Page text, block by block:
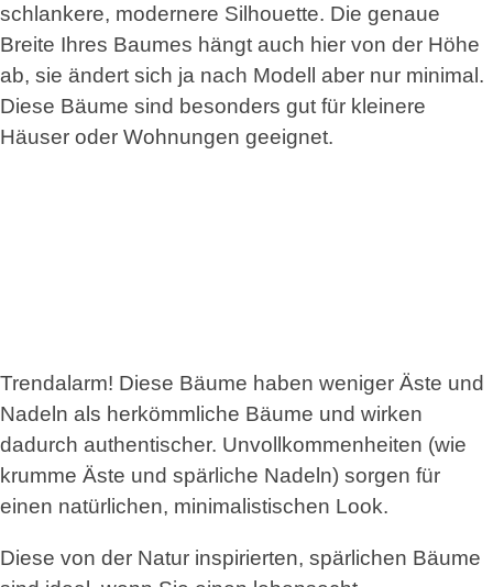
schlankere, modernere Silhouette. Die genaue
Breite Ihres Baumes hängt auch hier von der Höhe
ab, sie ändert sich ja nach Modell aber nur minimal.
Diese Bäume sind besonders gut für kleinere
Häuser oder Wohnungen geeignet.
Trendalarm! Diese Bäume haben weniger Äste und
Nadeln als herkömmliche Bäume und wirken
dadurch authentischer. Unvollkommenheiten (wie
krumme Äste und spärliche Nadeln) sorgen für
einen natürlichen, minimalistischen Look.
Diese von der Natur inspirierten, spärlichen Bäume